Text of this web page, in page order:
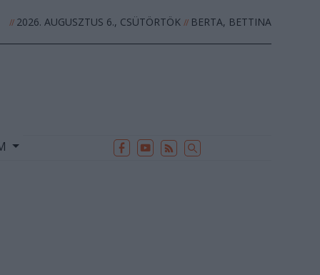
//2026. AUGUSZTUS 6., CSÜTÖRTÖK //BERTA, BETTINA
// ARCHÍVUM